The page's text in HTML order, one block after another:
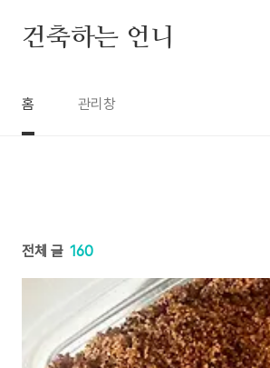
건축하는 언니
홈 관리창
전체 글 160